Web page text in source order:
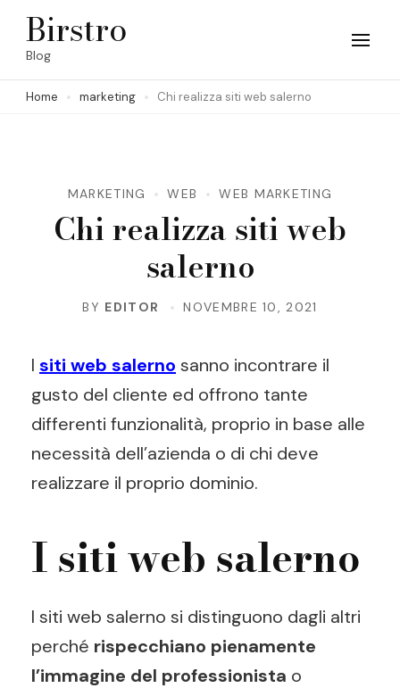
Skip
(Press
Birstro
Blog
Home marketing Chi realizza siti web salerno
MARKETING WEB WEB MARKETING
Chi realizza siti web
salerno
BY EDITOR NOVEMBRE 10, 2021
I siti web salerno sanno incontrare il
gusto del cliente ed offrono tante
differenti funzionalità, proprio in base alle
necessità dell’azienda o di chi deve
realizzare il proprio dominio.
I siti web salerno
I siti web salerno si distinguono dagli altri
perché rispecchiano pienamente
l’immagine del professionista o